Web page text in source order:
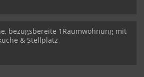
bezugsbereite 1Raumwohnung mit
& Stellplatz